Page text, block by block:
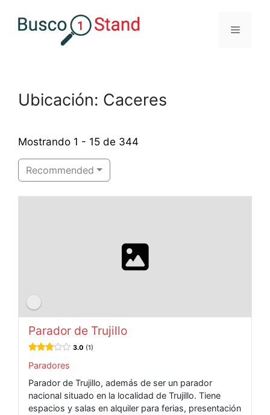
Menú
Ubicación: Caceres
Mostrando 1 - 15 de 344
Recommended
Parador de Trujillo
3.0 1
Paradores
Parador de Trujillo, además de ser un parador
nacional situado en la localidad de Trujillo. Tiene
espacios y salas en alquiler para ferias, presentación